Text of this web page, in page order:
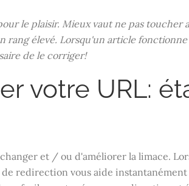
le plaisir. Mieux vaut ne pas toucher
rang élevé. Lorsqu'un article
de le corriger!
votre URL:
et / ou d'améliorer la limace.
redirection vous aide instantanément